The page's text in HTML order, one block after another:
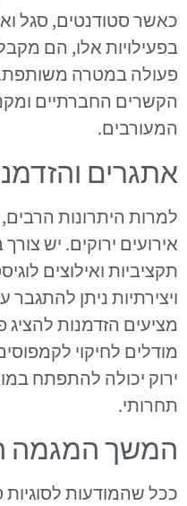
כאשר סטודנטים, סגל
בפעילויות אלו, הם
פעולה במטרה
הקשרים החברתיים
המעורבים.
אתגרים
למרות היתרונות
אירועים ירוקים. יש
תקציביות ואילוצים
ויצירתיות ניתן
מציעים הזדמנות להציג
מודלים לחיקוי
ירוק יכולה להתפתח
תחרותי.
המשך המגמה
ככל שהמודעות